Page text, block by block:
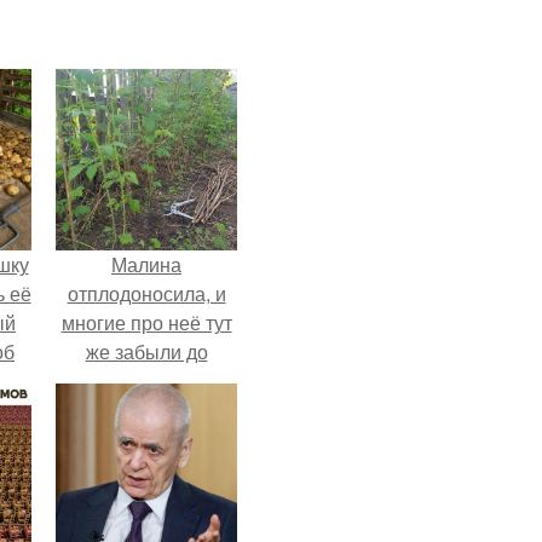
её
Малина
отплодоносила, и
многие про неё тут
же забыли до
следующего лета.